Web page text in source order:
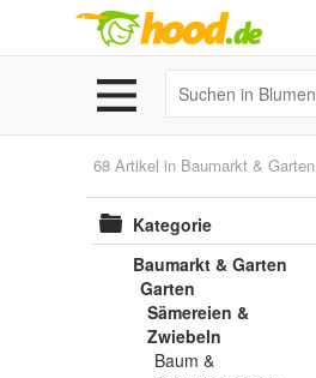
68 Artikel in Baumarkt & Garten
Kategorie
Baumarkt & Garten
Garten
Sämereien &
Zwiebeln
Baum &